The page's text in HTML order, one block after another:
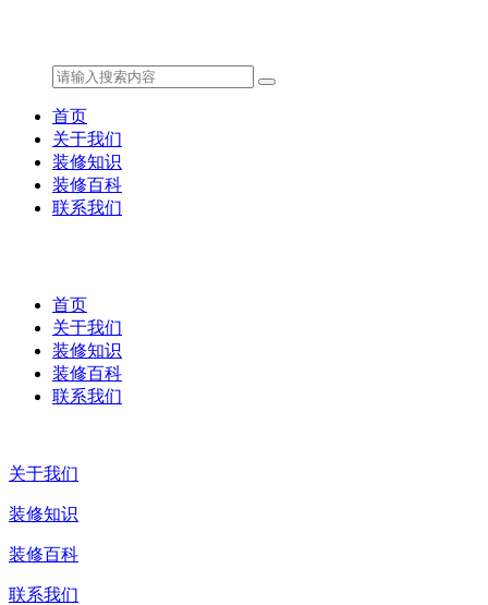
首页
关于我们
装修知识
装修百科
联系我们
首页
关于我们
装修知识
装修百科
联系我们
关于我们
装修知识
装修百科
联系我们